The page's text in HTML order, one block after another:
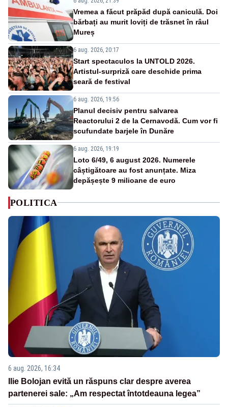
Vremea a făcut prăpăd după caniculă. Doi
bărbați au murit loviți de trăsnet în râul
Mureș
6 aug. 2026, 20:17
Start spectaculos la UNTOLD 2026.
Artistul-surpriză care deschide prima
seară de festival
6 aug. 2026, 19:56
Planul decisiv pentru salvarea
Reactorului 2 de la Cernavodă. Cum vor fi
scufundate barjele în Dunăre
6 aug. 2026, 19:19
Loto 6/49, 6 august 2026. Numerele
câștigătoare au fost anunțate. Miza
depășește 9 milioane de euro
POLITICA
6 aug. 2026, 16:34
Ilie Bolojan evită un răspuns clar despre averea
partenerei sale: „Am respectat întotdeauna legea”